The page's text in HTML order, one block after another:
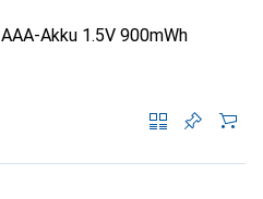
Akku 1.5V 900mWh